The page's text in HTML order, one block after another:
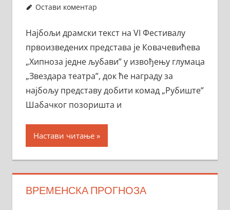
Остави коментар
Најбољи драмски текст на VI Фестивалу
првоизведених представа је Ковачевићева
„Хипноза једне љубави” у извођењу глумаца
„Звездара театра”, док ће награду за
најбољу представу добити комад „Рубиште”
Шабачког позоришта и
Настави читање
ВРЕМЕНСКА ПРОГНОЗА